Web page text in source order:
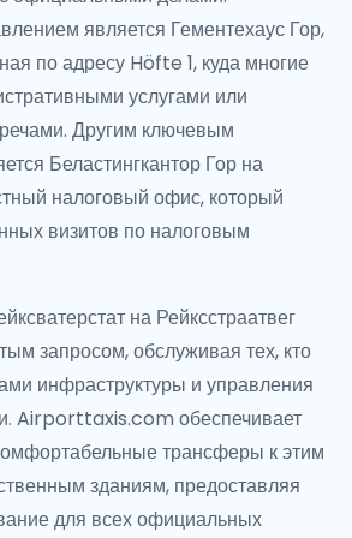
является Гементехаус Гор,
по адресу Höfte 1, куда многие
услугами или
Другим ключевым
Беластингкантор Гор на
налоговый офис, который
визитов по налоговым
на Рейксстраатвег
запросом, обслуживая тех, кто
инфраструктуры и управления
Airporttaxis.com обеспечивает
трансферы к этим
зданиям, предоставляя
для всех официальных